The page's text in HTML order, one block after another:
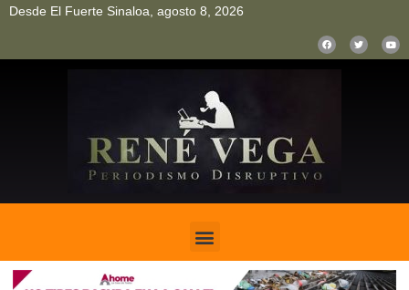
Desde El Fuerte Sinaloa, agosto 8, 2026